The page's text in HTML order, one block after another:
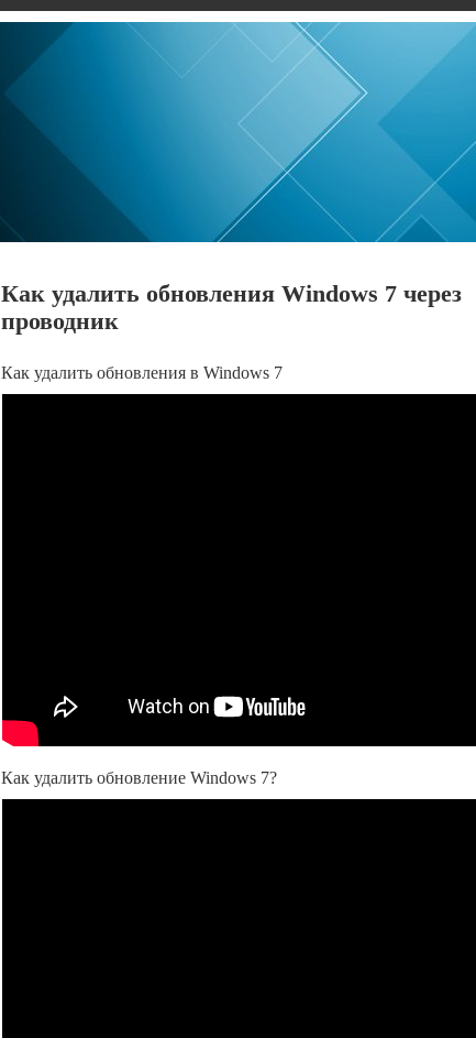
Как удалить обновления Windows 7 через
проводник
Как удалить обновления в Windows 7
Как удалить обновление Windows 7?